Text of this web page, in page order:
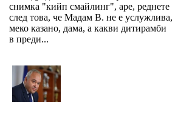
снимка "кийп смайлинг", аре, реднете
след това, че Мадам В. не е услужлива,
меко казано, дама, а какви дитирамби
в преди...